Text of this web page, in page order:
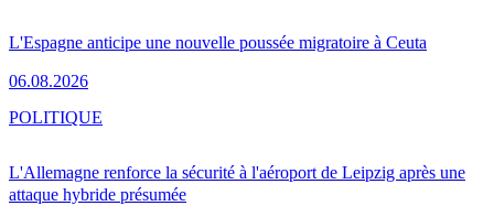
L'Espagne anticipe une nouvelle poussée migratoire à Ceuta
06.08.2026
L'Allemagne renforce la sécurité à l'aéroport de Leipzig après une
attaque hybride présumée
POLITIQUE